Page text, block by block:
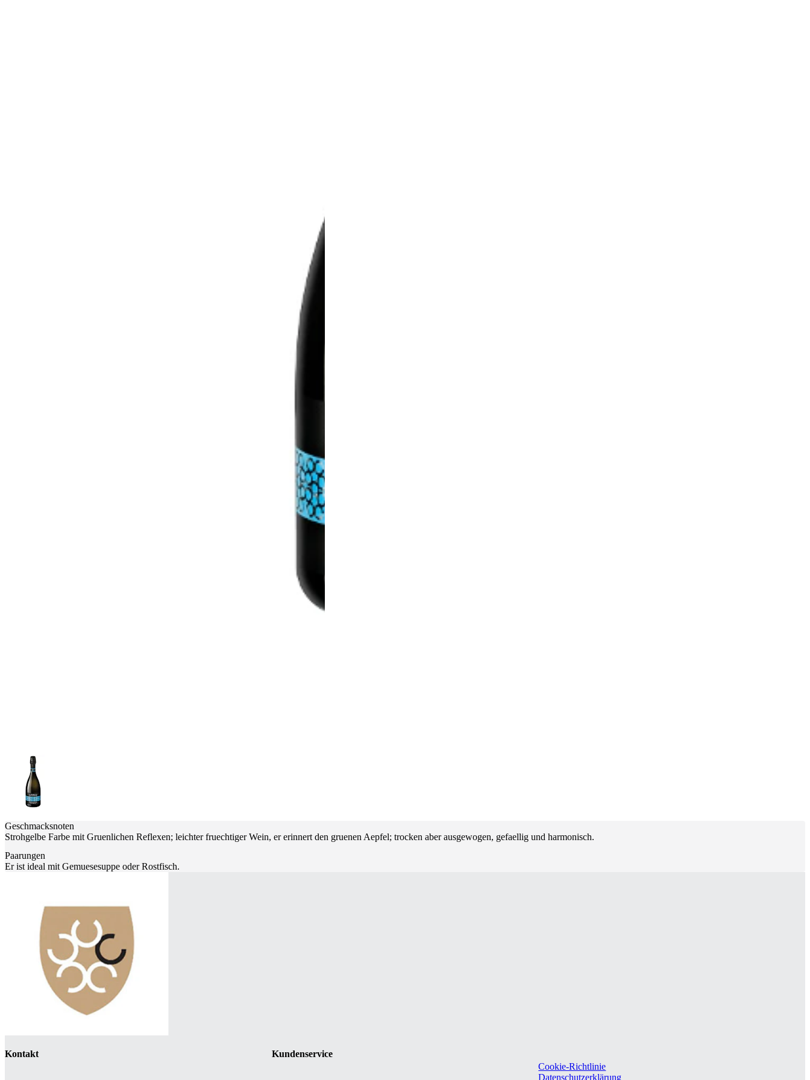
Geschmacksnoten
Strohgelbe Farbe mit Gruenlichen Reflexen; leichter fruechtiger Wein, er erinnert den gruenen Aepfel; trocken aber ausgewogen, gefaellig und harmonisch.
Paarungen
Er ist ideal mit Gemuesesuppe oder Rostfisch.
Kontakt
Kundenservice
Cookie-Richtlinie
Datenschutzerklärung